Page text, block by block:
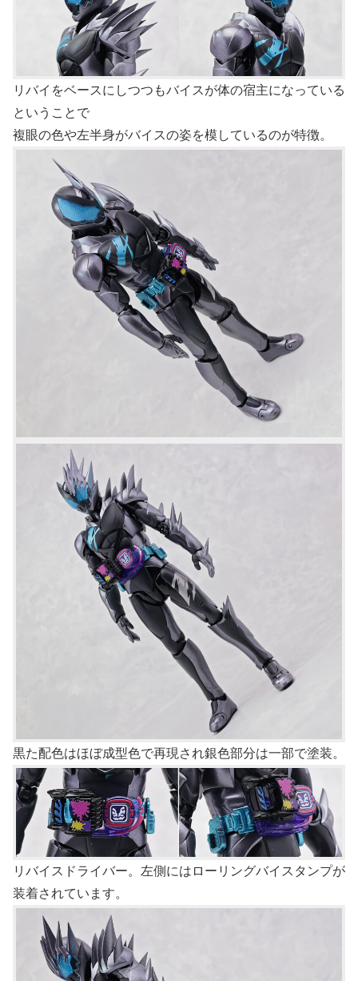
リバイをベースにしつつもバイスが体の宿主になっている
ということで
複眼の色や左半身がバイスの姿を模しているのが特徴。
黒た配色はほぼ成型色で再現され銀色部分は一部で塗装。
リバイスドライバー。左側にはローリングバイスタンプが
装着されています。